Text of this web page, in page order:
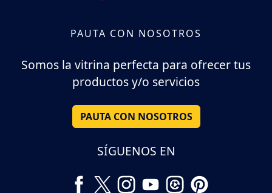
PAUTA CON NOSOTROS
Somos la vitrina perfecta para ofrecer tus
productos y/o servicios
PAUTA CON NOSOTROS
SÍGUENOS EN